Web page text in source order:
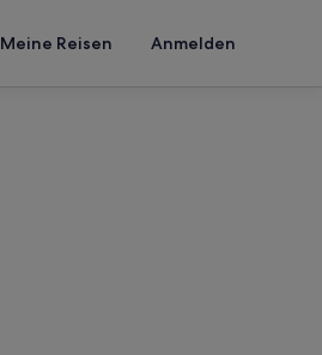
Meine Reisen Anmelden